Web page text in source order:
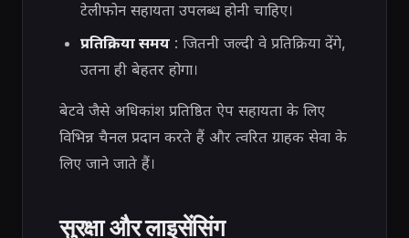
टेलीफोन सहायता उपलब्ध होनी चाहिए।
प्रतिक्रिया समय: जितनी जल्दी वे प्रतिक्रिया देंगे,
उतना ही बेहतर होगा।
बेटवे जैसे अधिकांश प्रतिष्ठित ऐप सहायता के लिए
विभिन्न चैनल प्रदान करते हैं और त्वरित ग्राहक सेवा के
लिए जाने जाते हैं।
सुरक्षा और लाइसेंसिंग